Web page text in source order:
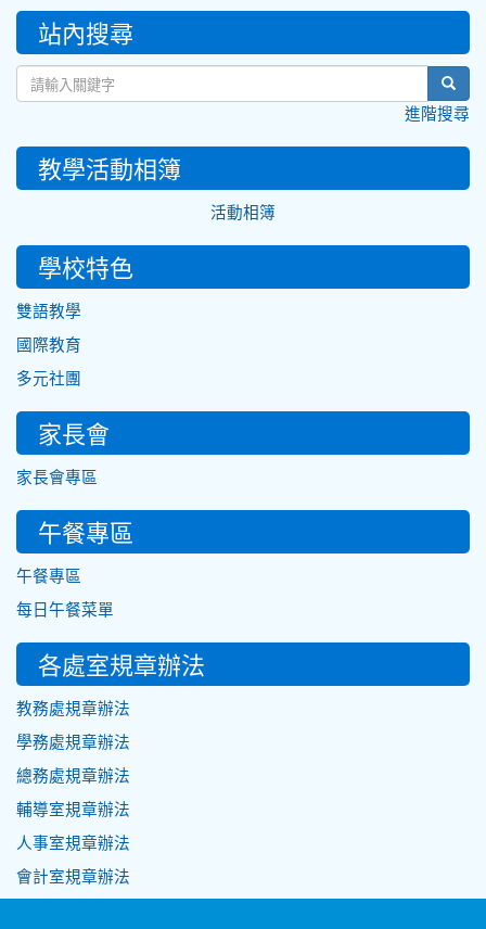
::: 站內搜尋
進階搜尋
教學活動相簿
活動相簿
學校特色
雙語教學
國際教育
多元社團
家長會
家長會專區
午餐專區
午餐專區
每日午餐菜單
各處室規章辦法
教務處規章辦法
學務處規章辦法
總務處規章辦法
輔導室規章辦法
人事室規章辦法
會計室規章辦法